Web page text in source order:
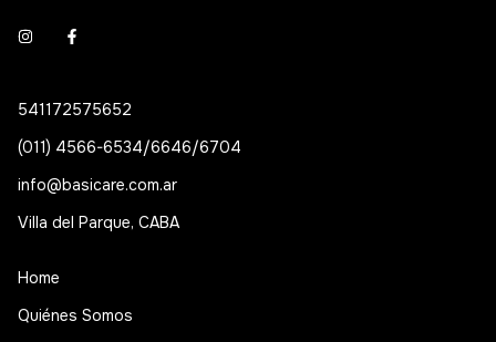
541172575652
(011) 4566-6534/6646/6704
info@basicare.com.ar
Villa del Parque, CABA
Home
Quiénes Somos